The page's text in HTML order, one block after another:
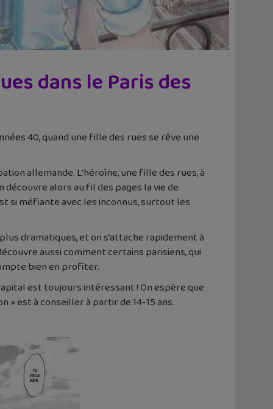
dans le Paris des
40, quand une fille des rues se rêve une
allemande. L’héroïne, une fille des rues, à
alors au fil des pages la vie de
si méfiante avec les inconnus, surtout les
dramatiques, et on s’attache rapidement à
aussi comment certains parisiens, qui
bien en profiter.
est toujours intéressant ! On espère que
» est à conseiller à partir de 14-15 ans.